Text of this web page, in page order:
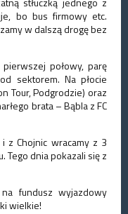
bo bus firmowy etc.
w dalszą drogę bez
połowy, parę
sektorem. Na płocie
Tour, Podgrodzie) oraz
brata – Bąbla z FC
z Chojnic wracamy z 3
Tego dnia pokazali się z
fundusz wyjazdowy
wielkie!